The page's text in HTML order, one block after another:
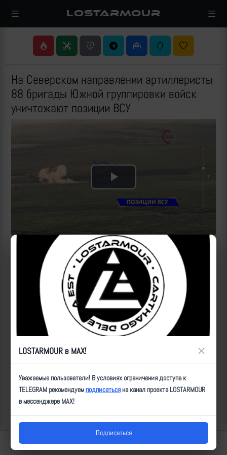
LOSTARMOUR
На Северском направлении артиллеристы
88 бригады Южной группировки войск
уничтожают позиции ВСУ
Play
Video
https://t.me/sons_fatherland/10986
6140 | Автор: Артем | Дата:2023-09-15 | Просмотров: 870
Популярные за сегодня видео
Lostarmour | Carthago Delenda Est | 2014-2026
LOSTARMOUR в MAX! ×
Уважаемые пользователи! В условиях ограничения доступа к
TELEGRAM рекомендуемподписатьсяна канал проекта LOSTARMOUR
в мессенджере MAX!
Подписаться